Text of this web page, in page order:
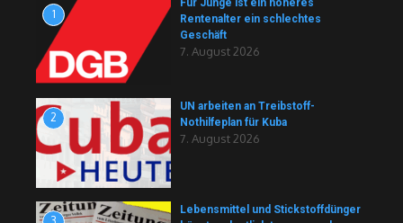
1
Für Junge ist ein höheres
Rentenalter ein schlechtes
Geschäft
7. August 2026
2
UN arbeiten an Treibstoff-
Nothilfeplan für Kuba
7. August 2026
Lebensmittel und Stickstoffdünger